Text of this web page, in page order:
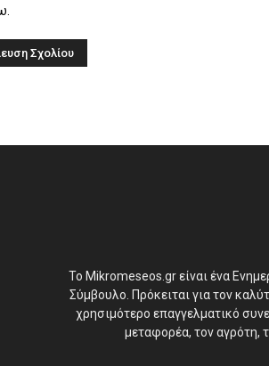
Το Mikromeseos.gr είναι ένα
Σύμβουλο. Πρόκειται για τον
χρησιμότερο επαγγελματικό
μεταφορέα, τον αγρότη,